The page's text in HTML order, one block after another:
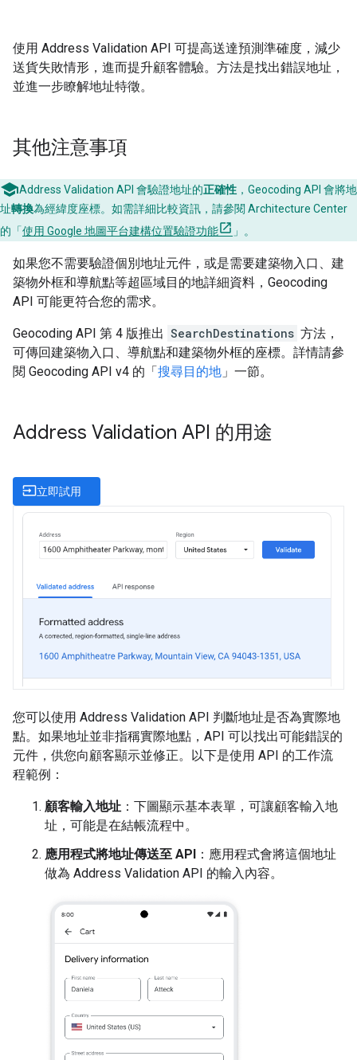
使用 Address Validation API 可提高送達預測準確度，減少
送貨失敗情形，進而提升顧客體驗。方法是找出錯誤地址，
並進一步瞭解地址特徵。
其他注意事項
Address Validation API 會驗證地址的正確性 ，Geocoding API 會將地
址轉換為經緯度座標。如需詳細比較資訊，請參閱 Architecture Center
的「使用 Google 地圖平台建構位置驗證功能 」。
如果您不需要驗證個別地址元件，或是需要建築物入口、建
築物外框和導航點等超區域目的地詳細資料，Geocoding
API 可能更符合您的需求。
Geocoding API 第 4 版推出 SearchDestinations 方法，
可傳回建築物入口、導航點和建築物外框的座標。詳情請參
閱 Geocoding API v4 的「搜尋目的地 」一節。
Address Validation API 的用途
input立即試用
您可以使用 Address Validation API 判斷地址是否為實際地
點。如果地址並非指稱實際地點，API 可以找出可能錯誤的
元件，供您向顧客顯示並修正。以下是使用 API 的工作流
程範例：
顧客輸入地址 ：下圖顯示基本表單，可讓顧客輸入地
址，可能是在結帳流程中。
應用程式將地址傳送至 API
：應用程式會將這個地址
做為 Address Validation API 的輸入內容。